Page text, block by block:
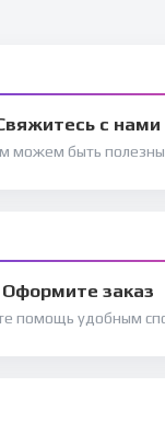
с нами
можем быть
Оформите заказ
помощь удобным